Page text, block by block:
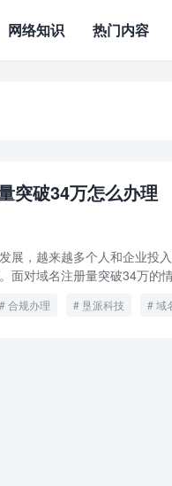
网络知识 热门内容
突破34万怎么办理
展，越来越多个人和企业投
面对域名注册量突破34万的
合规办理 垦派科技 域